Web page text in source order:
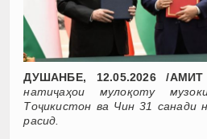
ДУШАНБЕ, 12.05.2026 /АМИТ
натиҷаҳои мулоқоту
Тоҷикистон ва Чин 31 санади
расид.